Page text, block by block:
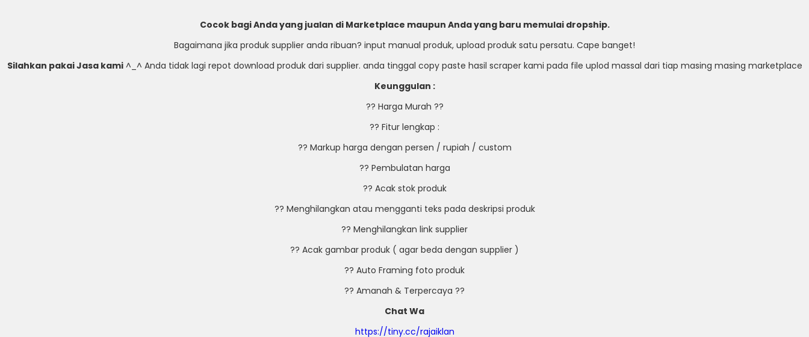
Cocok bagi Anda yang jualan di Marketplace maupun Anda yang baru memulai dropship.
Bagaimana jika produk supplier anda ribuan? input manual produk, upload produk satu persatu. Cape banget!
Silahkan pakai Jasa kami^_^ Anda tidak lagi repot download produk dari supplier. anda tinggal copy paste hasil scraper kami pada file uplod massal dari tiap masing masing marketplace
Keunggulan :
?? Harga Murah ??
?? Fitur lengkap :
?? Markup harga dengan persen / rupiah / custom
?? Pembulatan harga
?? Acak stok produk
?? Menghilangkan atau mengganti teks pada deskripsi produk
?? Menghilangkan link supplier
?? Acak gambar produk ( agar beda dengan supplier )
?? Auto Framing foto produk
?? Amanah & Terpercaya ??
Chat Wa
https://tiny.cc/rajaiklan